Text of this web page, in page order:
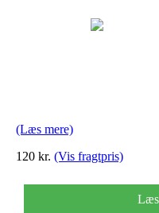
(Læs mere)
120 kr. (Vis fragtpris)
Læs